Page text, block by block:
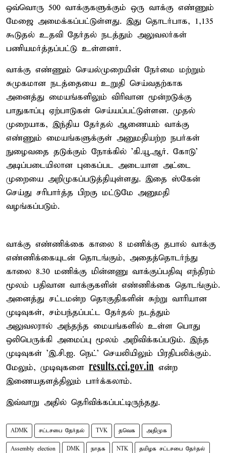
ஒவ்வொரு 500 வாக்குகளுக்கும் ஒரு வாக்கு எண்ணும்
மேஜை அமைக்கப்பட்டுள்ளது. இது தொடர்பாக, 1,135
கூடுதல் உதவி தேர்தல் நடத்தும் அலுவலர்கள்
பணியமர்த்தப்பட்டு உள்ளனர்.
வாக்கு எண்ணும் செயல்முறையின் நேர்மை மற்றும்
சுமுகமான நடத்தையை உறுதி செய்வதற்காக
அனைத்து மையங்களிலும் விரிவான மூன்றடுக்கு
பாதுகாப்பு ஏற்பாடுகள் செய்யப்பட்டுள்ளன. முதல்
முறையாக, இந்திய தேர்தல் ஆணையம் வாக்கு
எண்ணும் மையங்களுக்குள் அனுமதியற்ற நபர்கள்
நுழைவதை தடுக்கும் நோக்கில் 'கி.யூ.ஆர். கோடு'
அடிப்படையிலான புகைப்பட அடையாள அட்டை
முறையை அறிமுகப்படுத்தியுள்ளது. இதை ஸ்கேன்
செய்து சரிபார்த்த பிறகு மட்டுமே அனுமதி
வழங்கப்படும்.
வாக்கு எண்ணிக்கை காலை 8 மணிக்கு தபால் வாக்கு
எண்ணிக்கையுடன் தொடங்கும், அதைத்தொடர்ந்து
காலை 8.30 மணிக்கு மின்னணு வாக்குப்பதிவு எந்திரம்
மூலம் பதிவான வாக்குகளின் எண்ணிக்கை தொடங்கும்.
அனைத்து சட்டமன்ற தொகுதிகளின் சுற்று வாரியான
முடிவுகள், சம்பந்தப்பட்ட தேர்தல் நடத்தும்
அலுவலரால் அந்தந்த மையங்களில் உள்ள பொது
ஒலிபெருக்கி அமைப்பு மூலம் அறிவிக்கப்படும். இந்த
முடிவுகள் 'இ.சி.ஐ. நெட்' செயலியிலும் பிரதிபலிக்கும்.
மேலும், முடிவுகளை results.cci.gov.in என்ற
இணையதளத்திலும் பார்க்கலாம்.
இவ்வாறு அதில் தெரிவிக்கப்பட்டிருந்தது.
ADMK சட்டசபை தேர்தல் TVK தவெக அதிமுக
Assembly election DMK நாதக NTK தமிழக சட்டசபை தேர்தல்